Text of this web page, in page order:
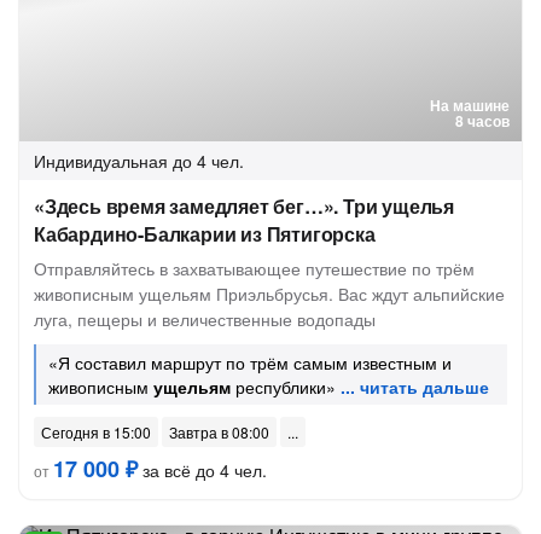
На машине
8 часов
Индивидуальная до 4 чел.
«Здесь время замедляет бег…». Три ущелья
Кабардино-Балкарии из Пятигорска
Отправляйтесь в захватывающее путешествие по трём
живописным ущельям Приэльбрусья. Вас ждут альпийские
луга, пещеры и величественные водопады
«Я составил маршрут по трём самым известным и
живописным ущельям республики»
Сегодня в 15:00
Завтра в 08:00
от 17 000 ₽за всё до 4 чел.